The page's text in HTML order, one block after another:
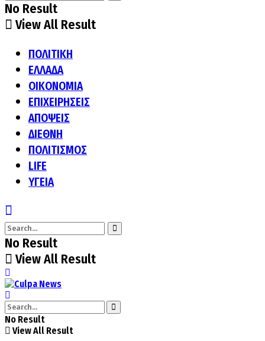
No Result
View All Result
ΠΟΛΙΤΙΚΗ
ΕΛΛΑΔΑ
ΟΙΚΟΝΟΜΙΑ
ΕΠΙΧΕΙΡΗΣΕΙΣ
ΑΠΟΨΕΙΣ
ΔΙΕΘΝΗ
ΠΟΛΙΤΙΣΜΟΣ
LIFE
ΥΓΕΙΑ
No Result
View All Result
No Result
View All Result